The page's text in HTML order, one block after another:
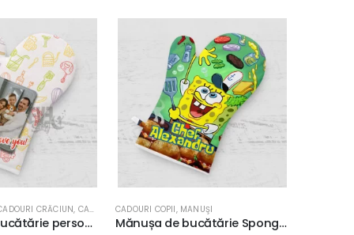
,MANUŞI
Mănușa de bucătărie SpongeBob, personalizată cu nume, culoare alb
CADOURI COPII, CĂNI CU PERSONAJE
Cană cu Paddington personalizată cu nume, ceramică, 350ml, cadou copii